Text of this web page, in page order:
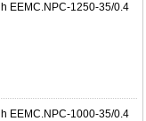
EEMC.NPC-1250-35/0.4
EEMC.NPC-1000-35/0.4